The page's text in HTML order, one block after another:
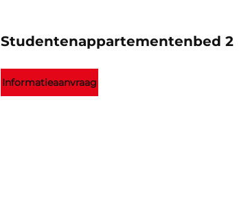
Studentenappartementenbed 2
Informatieaanvraag